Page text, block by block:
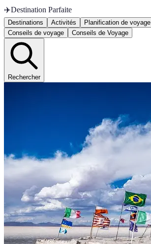
✈️Destination Parfaite
Destinations Activités
Planification de voyage
Conseils de voyage
Conseils de Voyage
Rechercher